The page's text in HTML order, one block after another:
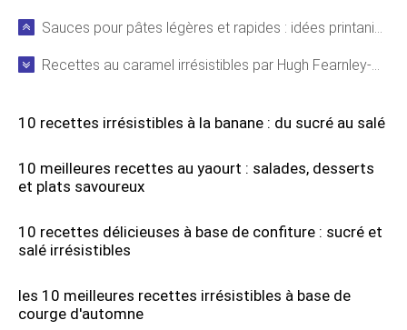
Sauces pour pâtes légères et rapides : idées printanières pour les soirs de semaine
Recettes au caramel irrésistibles par Hugh Fearnley-Whittingstall
10 recettes irrésistibles à la banane : du sucré au salé
10 meilleures recettes au yaourt : salades, desserts
et plats savoureux
10 recettes délicieuses à base de confiture : sucré et
salé irrésistibles
les 10 meilleures recettes irrésistibles à base de
courge d'automne